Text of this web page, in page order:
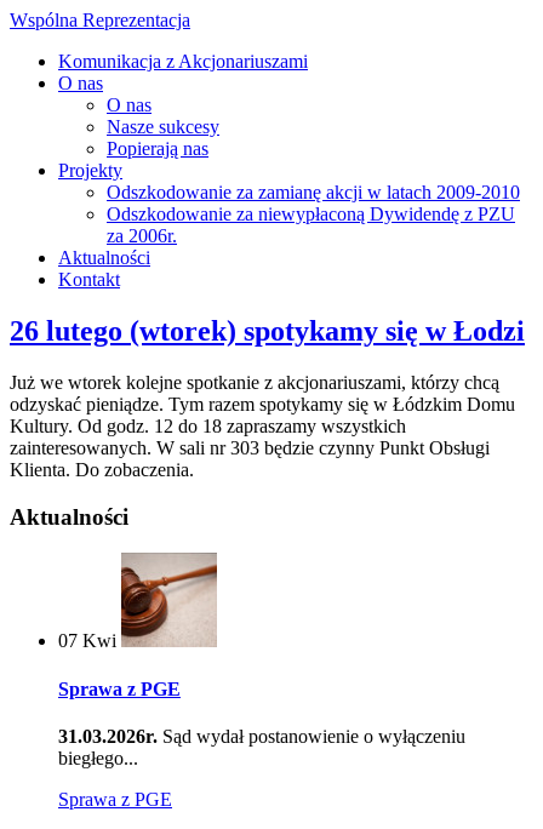
Wspólna Reprezentacja
Komunikacja z Akcjonariuszami
O nas
O nas
Nasze sukcesy
Popierają nas
Projekty
Odszkodowanie za zamianę akcji w latach 2009-2010
Odszkodowanie za niewypłaconą Dywidendę z PZU
za 2006r.
Aktualności
Kontakt
26 lutego (wtorek) spotykamy się w Łodzi
Już we wtorek kolejne spotkanie z akcjonariuszami, którzy chcą
odzyskać pieniądze. Tym razem spotykamy się w Łódzkim Domu
Kultury. Od godz. 12 do 18 zapraszamy wszystkich
zainteresowanych. W sali nr 303 będzie czynny Punkt Obsługi
Klienta. Do zobaczenia.
Aktualności
07 Kwi
Sprawa z PGE
31.03.2026r. Sąd wydał postanowienie o wyłączeniu
biegłego...
Sprawa z PGE